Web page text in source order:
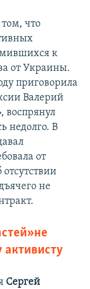
что
к
от Украины.
приговорила
Валерий
воспрянул
недолго. В
от
отсутствии
не
не
Сергей